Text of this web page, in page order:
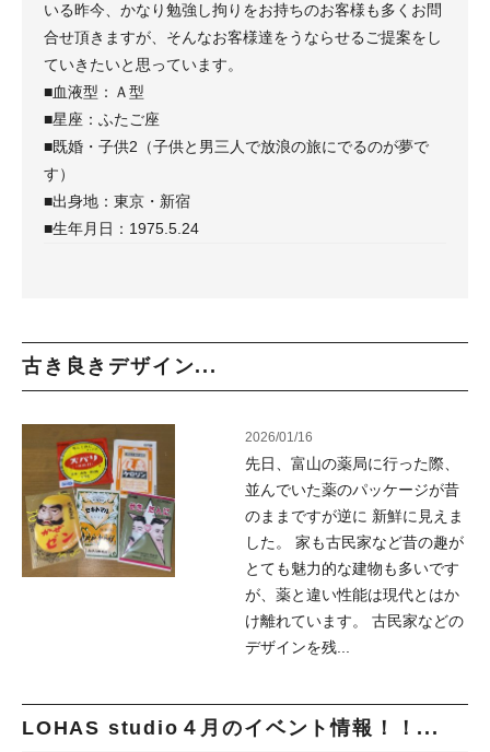
いる昨今、かなり勉強し拘りをお持ちのお客様も多くお問
合せ頂きますが、そんなお客様達をうならせるご提案をし
ていきたいと思っています。
■血液型：Ａ型
■星座：ふたご座
■既婚・子供2（子供と男三人で放浪の旅にでるのが夢で
す）
■出身地：東京・新宿
■生年月日：1975.5.24
古き良きデザイン...
2026/01/16
先日、富山の薬局に行った際、
並んでいた薬のパッケージが昔
のままですが逆に 新鮮に見えま
した。 家も古民家など昔の趣が
とても魅力的な建物も多いです
が、薬と違い性能は現代とはか
け離れています。 古民家などの
デザインを残...
LOHAS studio４月のイベント情報！！...